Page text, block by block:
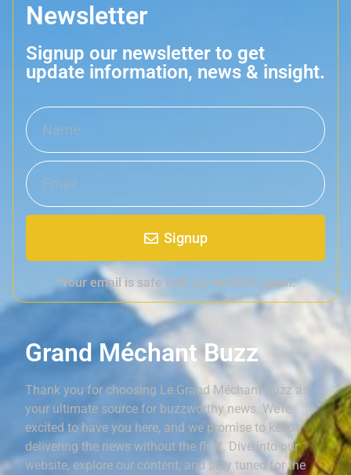
Newsletter
Signup our newsletter to get
update information, news & insight.
Signup
*Your email is safe with us, we don't spam.
Grand Méchant Buzz
Thank you for choosing Le Grand Méchant Buzz as
your ultimate source for buzzworthy news. We’re
excited to have you here, and we promise to keep
delivering the news without the fluff. Dive into our
website, explore our content, and stay tuned for the